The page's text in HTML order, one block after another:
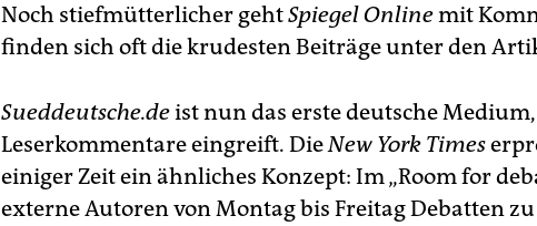
Noch stiefmütterlicher gehtSpiegel Onlinemit
finden sich oft die krudesten Beiträge unter den
Sueddeutsche.deist nun das erste deutsche
Leserkommentare eingreift. DieNew York Times
einiger Zeit ein ähnliches Konzept: Im „Room for
externe Autoren von Montag bis Freitag Debatten